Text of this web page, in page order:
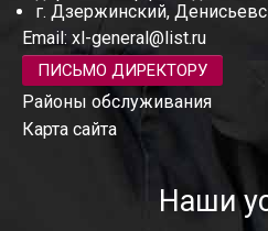
г. Дзержинский,
Email: xl-general@list.ru
ПИСЬМО ДИРЕКТОРУ
Районы обслуживания
Карта сайта
Наши